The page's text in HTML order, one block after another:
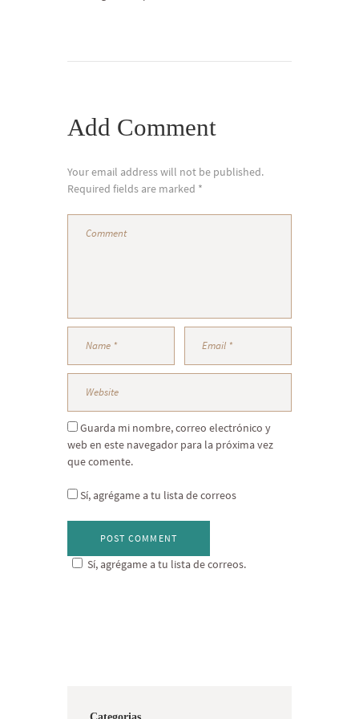
Add Comment
Your email address will not be published.
Required fields are marked *
Guarda mi nombre, correo electrónico y
web en este navegador para la próxima vez
que comente.
Sí, agrégame a tu lista de correos
Sí, agrégame a tu lista de correos.